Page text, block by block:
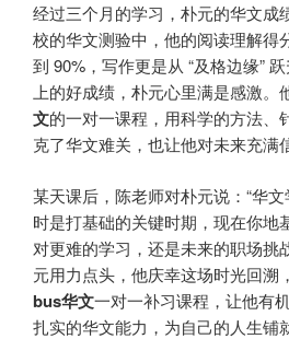
经过三个月的学习，朴元的华文成
校的华文测验中，他的阅读理解得
到 90%，写作更是从 “及格边缘”
上的好成绩，朴元心里满是感激。
文的一对一课程，用科学的方法、
克了华文难关，也让他对未来充满
某天课后，陈老师对朴元说：“华
时是打基础的关键时期，现在你地
对更难的学习，还是未来的职场挑
元用力点头，他庆幸这场时光回溯
bus华文一对一补习课程，让他有
扎实的华文能力，为自己的人生铺